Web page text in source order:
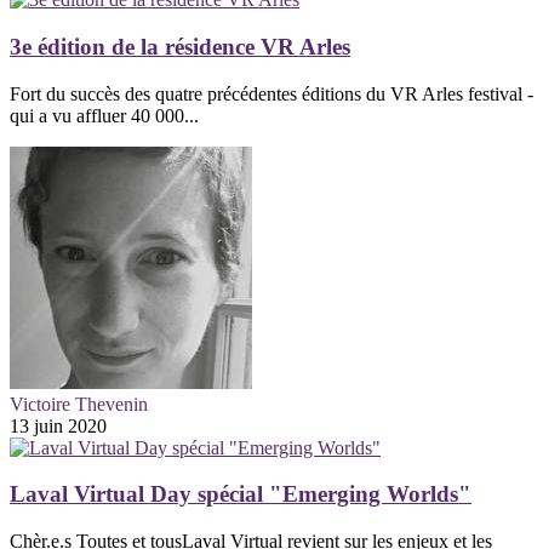
3e édition de la résidence VR Arles
Fort du succès des quatre précédentes éditions du VR Arles festival -
qui a vu affluer 40 000...
Victoire Thevenin
13 juin 2020
Laval Virtual Day spécial "Emerging Worlds"
Chèr.e.s Toutes et tousLaval Virtual revient sur les enjeux et les